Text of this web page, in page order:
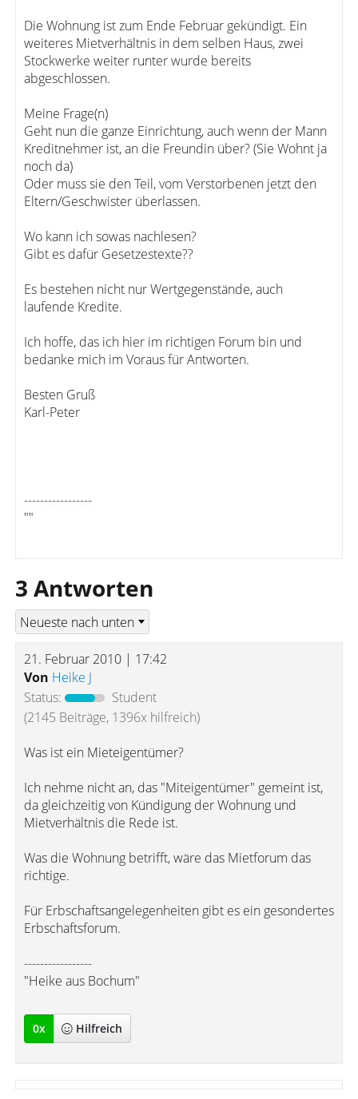
Die Wohnung ist zum Ende Februar gekündigt. Ein
weiteres Mietverhältnis in dem selben Haus, zwei
Stockwerke weiter runter wurde bereits
abgeschlossen.
Meine Frage(n)
Geht nun die ganze Einrichtung, auch wenn der Mann
Kreditnehmer ist, an die Freundin über? (Sie Wohnt ja
noch da)
Oder muss sie den Teil, vom Verstorbenen jetzt den
Eltern/Geschwister überlassen.
Wo kann ich sowas nachlesen?
Gibt es dafür Gesetzestexte??
Es bestehen nicht nur Wertgegenstände, auch
laufende Kredite.
Ich hoffe, das ich hier im richtigen Forum bin und
bedanke mich im Voraus für Antworten.
Besten Gruß
Karl-Peter
-----------------
""
3 Antworten
21. Februar 2010 | 17:42
Von Heike J
Status:
Student
(2145 Beiträge, 1396x hilfreich)
Was ist ein Mieteigentümer?
Ich nehme nicht an, das "Miteigentümer" gemeint ist,
da gleichzeitig von Kündigung der Wohnung und
Mietverhältnis die Rede ist.
Was die Wohnung betrifft, wäre das Mietforum das
richtige.
Für Erbschaftsangelegenheiten gibt es ein gesondertes
Erbschaftsforum.
-----------------
"Heike aus Bochum"
0x Hilfreich